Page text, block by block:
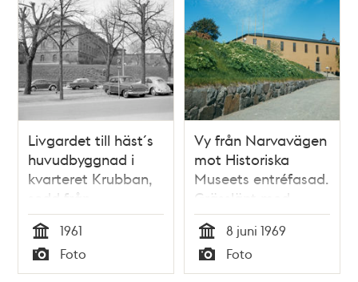
Livgardet till häst´s
huvudbyggnad i
kvarteret Krubban,
sedd från
Narvavägen.
Numera
Riksantikvarieämbetet
Tid
1961
Typ
Foto
Vy från Narvavägen
mot Historiska
Museets entréfasad.
Grässlänt med
växter i förgrunden
Tid
8 juni 1969
Typ
Foto